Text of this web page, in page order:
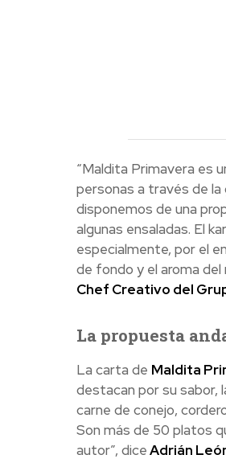
“Maldita Primavera es
personas a través de
disponemos de una
algunas ensaladas. El
especialmente, por el
de fondo y el aroma del
Chef Creativo del
La propuesta
La carta de Maldita
destacan por su sabor,
carne de conejo,
Son más de 50 platos
autor”, diceAdrián